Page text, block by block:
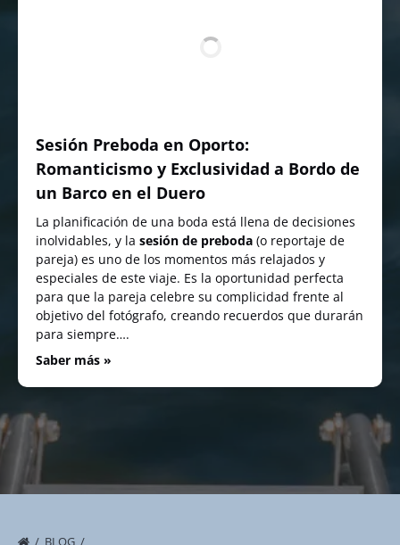
Sesión Preboda en Oporto:
Romanticismo y Exclusividad a Bordo de
un Barco en el Duero
La planificación de una boda está llena de decisiones
inolvidables, y la sesión de preboda (o reportaje de
pareja) es uno de los momentos más relajados y
especiales de este viaje. Es la oportunidad perfecta
para que la pareja celebre su complicidad frente al
objetivo del fotógrafo, creando recuerdos que durarán
para siempre….
Saber más »
BLOG